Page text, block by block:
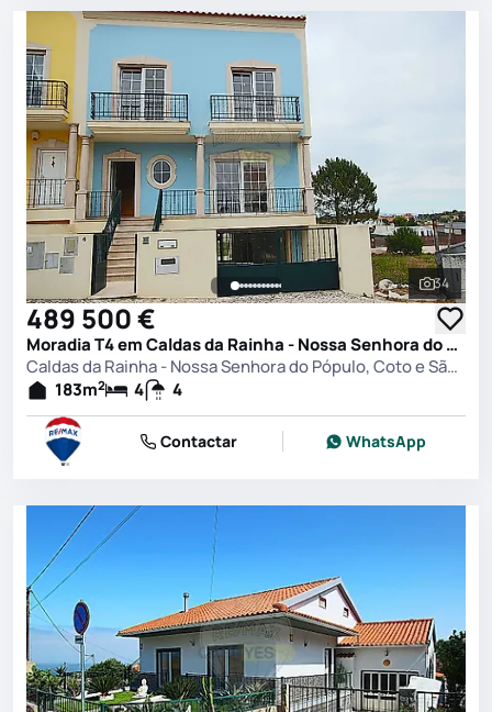
Ver
34
489 500 €
Moradia T4 em Caldas da Rainha - Nossa Senhora do Pópulo, Coto e São Gregório, Caldas da Rainha
Caldas da Rainha - Nossa Senhora do Pópulo, Coto e São Gregório, Caldas da Rainha
183m2 4 4
Contactar WhatsApp